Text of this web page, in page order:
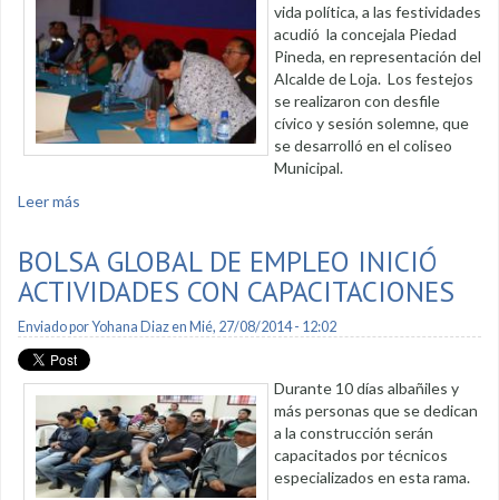
vida política, a las festividades
acudió la concejala Piedad
Pineda, en representación del
Alcalde de Loja. Los festejos
se realizaron con desfile
cívico y sesión solemne, que
se desarrolló en el coliseo
Municipal.
Leer más
BOLSA GLOBAL DE EMPLEO INICIÓ
ACTIVIDADES CON CAPACITACIONES
Enviado porYohana Diazen Mié, 27/08/2014 - 12:02
Durante 10 días albañiles y
más personas que se dedican
a la construcción serán
capacitados por técnicos
especializados en esta rama.